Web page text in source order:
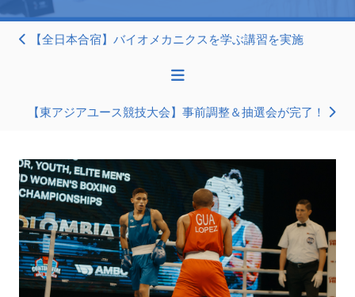
【全日本合宿】バイオメカニクスを学ぶ講習を実施
【東アジアユース競技大会】事前調整＆抽選会が完了！